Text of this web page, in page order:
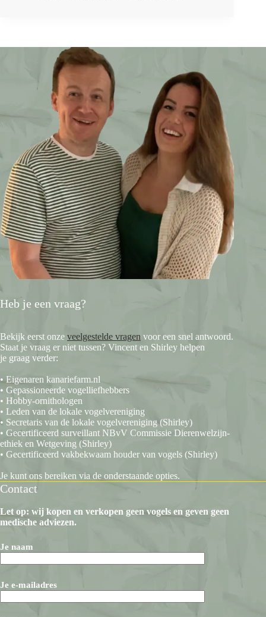
alle
Back
Zoo
Nature
foerageerproducten
Heb je een vraag?
Bekijk eerst onze veelgestelde vragen voor een snel antwoord.
Staat je vraag er niet tussen? Vincent en Shirley helpen
je graag verder:
• Eigenaren kanariefarm.nl
• Gepassioneerde vogelliefhebbers
• Hobby-ornithologen
• Leden van de lokale vogelvereniging
• Secretaris van de lokale vogelvereniging (Shirley)
• Gecertificeerd surveillant NBvV Commissie Dierenwelzijn-
ethiek en Wetgeving (Shirley)
• Gecertificeerd vakbekwaam houder van vogels (Shirley)
Je kunt ons bereiken via de onderstaande opties.
Contact
Let op: wij kopen en verkopen geen vogels en geven geen
medische adviezen.
Je naam
Je e-mailadres